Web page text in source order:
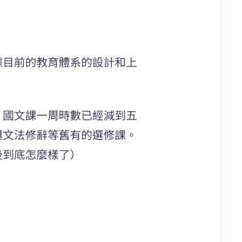
前的教育體系的設計和上
文課一周時數已經減到五
法修辭等舊有的選修課。
底怎麼樣了）